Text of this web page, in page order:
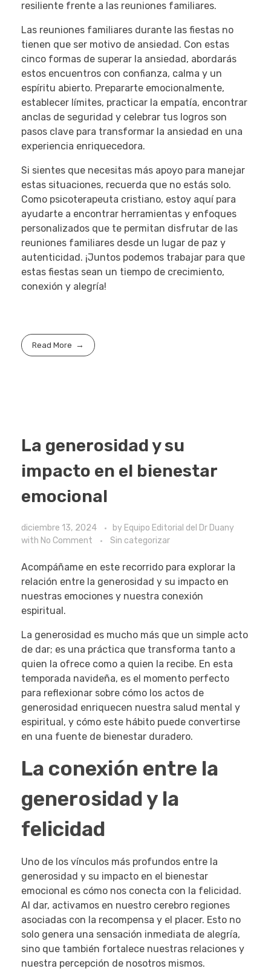
resiliente frente a las reuniones familiares.
Las reuniones familiares durante las fiestas no
tienen que ser motivo de ansiedad. Con estas
cinco formas de superar la ansiedad, abordarás
estos encuentros con confianza, calma y un
espíritu abierto. Prepararte emocionalmente,
establecer límites, practicar la empatía, encontrar
anclas de seguridad y celebrar tus logros son
pasos clave para transformar la ansiedad en una
experiencia enriquecedora.
Si sientes que necesitas más apoyo para manejar
estas situaciones, recuerda que no estás solo.
Como psicoterapeuta cristiano, estoy aquí para
ayudarte a encontrar herramientas y enfoques
personalizados que te permitan disfrutar de las
reuniones familiares desde un lugar de paz y
autenticidad. ¡Juntos podemos trabajar para que
estas fiestas sean un tiempo de crecimiento,
conexión y alegría!
Read More
La generosidad y su
impacto en el bienestar
emocional
diciembre 13, 2024 by Equipo Editorial del Dr Duany
with No Comment Sin categorizar
Acompáñame en este recorrido para explorar la
relación entre la generosidad y su impacto en
nuestras emociones y nuestra conexión
espiritual.
La generosidad es mucho más que un simple acto
de dar; es una práctica que transforma tanto a
quien la ofrece como a quien la recibe. En esta
temporada navideña, es el momento perfecto
para reflexionar sobre cómo los actos de
generosidad enriquecen nuestra salud mental y
espiritual, y cómo este hábito puede convertirse
en una fuente de bienestar duradero.
La conexión entre la
generosidad y la
felicidad
Uno de los vínculos más profundos entre la
generosidad y su impacto en el bienestar
emocional es cómo nos conecta con la felicidad.
Al dar, activamos en nuestro cerebro regiones
asociadas con la recompensa y el placer. Esto no
solo genera una sensación inmediata de alegría,
sino que también fortalece nuestras relaciones y
nuestra percepción de nosotros mismos.